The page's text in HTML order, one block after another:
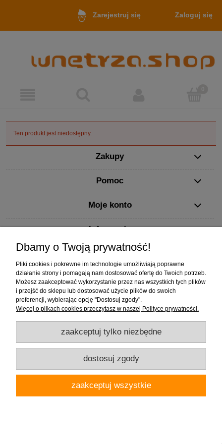
Zarejestruj się Zaloguj się
Ten produkt jest niedostępny.
Zakupy
Pomoc
Moje konto
Informacje
Firma "Wnętrza" Alicja Galewska | ul. Czapliniecka 1, 97-400 Bełchatów |
woj.łódzkie | tel.: 786912008, 789280889 | email: wnetrza.shop@gmail.com |
NIP 769-113-24-80 | REGON: 590535623
pokaż pełną wersję strony
Sklep internetowy Shoper.pl
Dbamy o Twoją prywatność!
Pliki cookies i pokrewne im technologie umożliwiają poprawne
działanie strony i pomagają nam dostosować ofertę do Twoich potrzeb.
Możesz zaakceptować wykorzystanie przez nas wszystkich tych plików
i przejść do sklepu lub dostosować użycie plików do swoich
preferencji, wybierając opcję "Dostosuj zgody".
Więcej o plikach cookies przeczytasz w naszej Polityce prywatności.
zaakceptuj tylko niezbędne
dostosuj zgody
zaakceptuj wszystkie